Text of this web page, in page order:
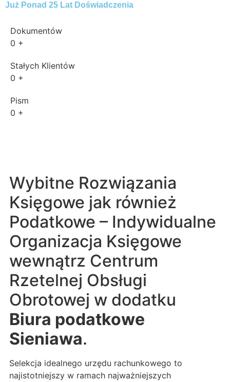
Już Ponad 25 Lat Doświadczenia
Dokumentów
0 +
Stałych Klientów
0 +
Pism
0 +
Wybitne Rozwiązania
Księgowe jak również
Podatkowe – Indywidualne
Organizacja Księgowe
wewnątrz Centrum
Rzetelnej Obsługi
Obrotowej w dodatku
Biura podatkowe
Sieniawa.
Selekcja idealnego urzędu rachunkowego to
najistotniejszy w ramach najważniejszych